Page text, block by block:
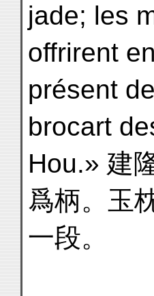
jade; les
offrirent en
présent
brocart
Hou.» 建
爲柄。玉
一段。